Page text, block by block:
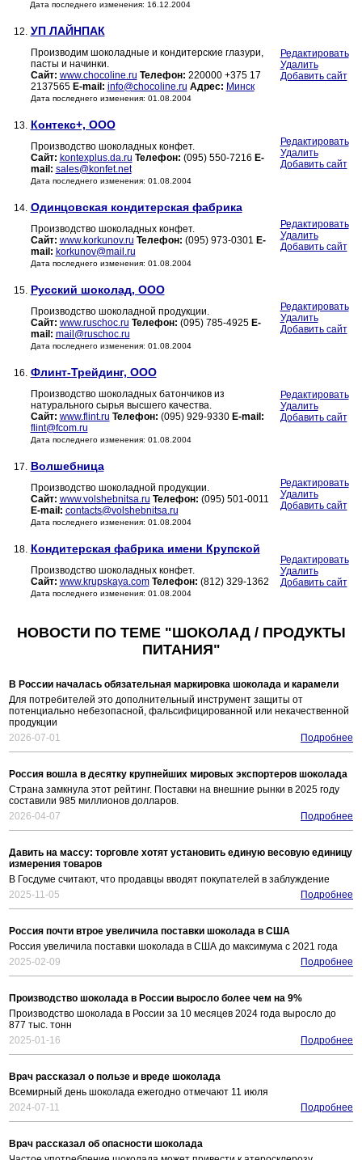
Дата последнего изменения: 16.12.2004
12. УП ЛАЙНПАК
Производим шоколадные и кондитерские глазури,
пасты и начинки.
Сайт: www.chocoline.ru Телефон: 220000 +375 17
2137565 E-mail: info@chocoline.ru Адрес: Минск
Дата последнего изменения: 01.08.2004
Редактировать
Удалить
Добавить сайт
13. Контекс+, ООО
Производство шоколадных конфет.
Сайт: kontexplus.da.ru Телефон: (095) 550-7216 E-
mail: sales@konfet.net
Дата последнего изменения: 01.08.2004
Редактировать
Удалить
Добавить сайт
14. Одинцовская кондитерская фабрика
Производство шоколадных конфет.
Сайт: www.korkunov.ru Телефон: (095) 973-0301 E-
mail: korkunov@mail.ru
Дата последнего изменения: 01.08.2004
Редактировать
Удалить
Добавить сайт
15. Русский шоколад, ООО
Производство шоколадной продукции.
Сайт: www.ruschoc.ru Телефон: (095) 785-4925 E-
mail: mail@ruschoc.ru
Дата последнего изменения: 01.08.2004
Редактировать
Удалить
Добавить сайт
16. Флинт-Трейдинг, ООО
Производство шоколадных батончиков из
натурального сырья высшего качества.
Сайт: www.flint.ru Телефон: (095) 929-9330 E-mail:
flint@fcom.ru
Дата последнего изменения: 01.08.2004
Редактировать
Удалить
Добавить сайт
17. Волшебница
Производство шоколадной продукции.
Сайт: www.volshebnitsa.ru Телефон: (095) 501-0011
E-mail: contacts@volshebnitsa.ru
Дата последнего изменения: 01.08.2004
Редактировать
Удалить
Добавить сайт
18. Кондитерская фабрика имени Крупской
Производство шоколадных конфет.
Сайт: www.krupskaya.com Телефон: (812) 329-1362
Дата последнего изменения: 01.08.2004
Редактировать
Удалить
Добавить сайт
НОВОСТИ ПО ТЕМЕ "ШОКОЛАД / ПРОДУКТЫ
ПИТАНИЯ"
В России началась обязательная маркировка шоколада и карамели
Для потребителей это дополнительный инструмент защиты от
потенциально небезопасной, фальсифицированной или некачественной
продукции
2026-07-01
Подробнее
Россия вошла в десятку крупнейших мировых экспортеров шоколада
Страна замкнула этот рейтинг. Поставки на внешние рынки в 2025 году
составили 985 миллионов долларов.
2026-04-07
Подробнее
Давить на массу: торговле хотят установить единую весовую единицу
измерения товаров
В Госдуме считают, что продавцы вводят покупателей в заблуждение
2025-11-05
Подробнее
Россия почти втрое увеличила поставки шоколада в США
Россия увеличила поставки шоколада в США до максимума с 2021 года
2025-02-09
Подробнее
Производство шоколада в России выросло более чем на 9%
Производство шоколада в России за 10 месяцев 2024 года выросло до
877 тыс. тонн
2025-01-16
Подробнее
Врач рассказал о пользе и вреде шоколада
Всемирный день шоколада ежегодно отмечают 11 июля
2024-07-11
Подробнее
Врач рассказал об опасности шоколада